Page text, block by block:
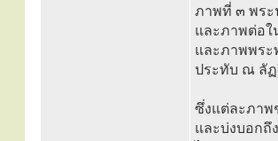
ภาพที่ ๓ พระ
และภาพต่อใ
และภาพพระ
ประทับ ณ ลั
ซึ่งแต่ละภาพ
และบ่งบอก